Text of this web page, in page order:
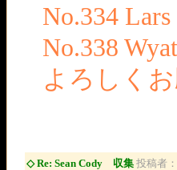
No.334 Lars
No.338
よろしく
◇ Re: Sean Cody 収集 投稿者：